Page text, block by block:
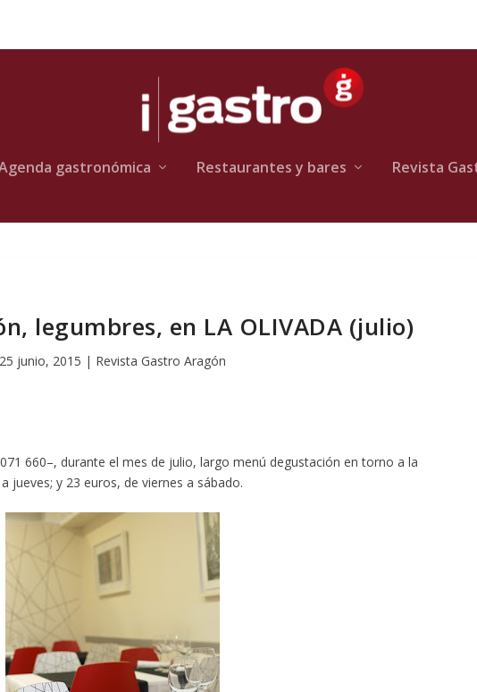
gastronómica Restaurantes y bares Revista
legumbres, en LA OLIVADA (julio)
25 junio, 2015 | Revista Gastro Aragón
660–, durante el mes de julio, largo menú degustación en torno a la
jueves; y 23 euros, de viernes a sábado.